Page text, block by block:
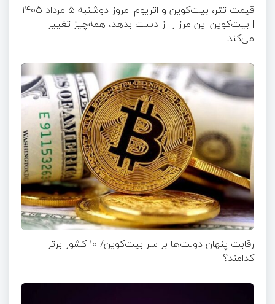
قیمت تتر، بیت‌کوین و اتریوم امروز دوشنبه ۵ مرداد ۱۴۰۵
| بیت‌کوین این مرز را از دست بدهد، همه‌چیز تغییر
می‌کند
رقابت پنهان دولت‌ها بر سر بیت‌کوین/ ۱۰ کشور برتر
کدامند؟